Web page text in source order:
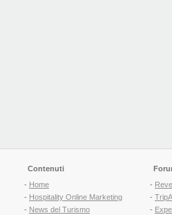
Contenuti
- Home
- Hospitality Online Marketing
- News del Turismo
-
-
-